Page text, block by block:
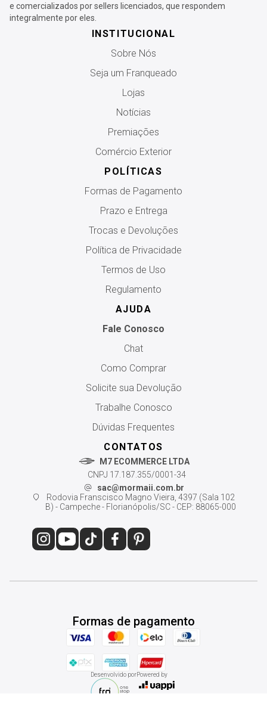
e comercializados por sellers licenciados, que respondem
integralmente por eles.
INSTITUCIONAL
Sobre Nós
Seja um Franqueado
Lojas
Notícias
Premiações
Comércio Exterior
POLÍTICAS
Formas de Pagamento
Prazo e Entrega
Trocas e Devoluções
Política de Privacidade
Termos de Uso
Regulamento
AJUDA
Fale Conosco
Chat
Como Comprar
Solicite sua Devolução
Trabalhe Conosco
Dúvidas Frequentes
CONTATOS
M7 ECOMMERCE LTDA
CNPJ 17.187.355/0001-34
sac@mormaii.com.br
Rodovia Franscisco Magno Vieira, 4397 (Sala 102
B) - Campeche - Florianópolis/SC - CEP: 88065-000
Formas de pagamento
Desenvolvido porPowered by